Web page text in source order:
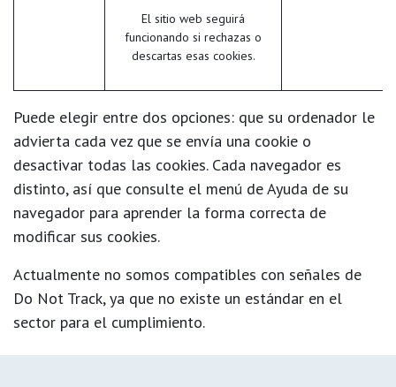
El sitio web seguirá
funcionando si rechazas o
descartas esas cookies.
Puede elegir entre dos opciones: que su ordenador le
advierta cada vez que se envía una cookie o
desactivar todas las cookies. Cada navegador es
distinto, así que consulte el menú de Ayuda de su
navegador para aprender la forma correcta de
modificar sus cookies.
Actualmente no somos compatibles con señales de
Do Not Track, ya que no existe un estándar en el
sector para el cumplimiento.